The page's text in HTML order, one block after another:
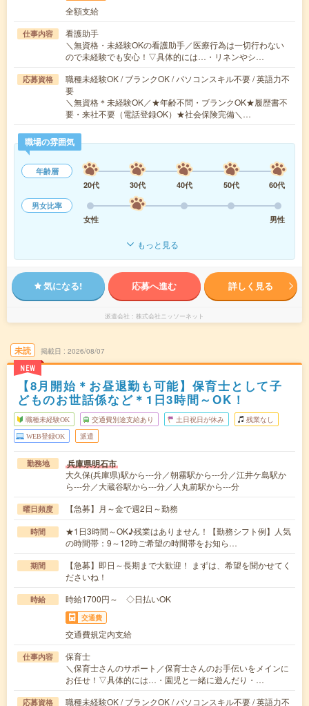
全額支給
仕事内容
看護助手
＼無資格・未経験OKの看護助手／医療行為は一切行わない
ので未経験でも安心！▽具体的には…・リネンやシ…
応募資格
職種未経験OK / ブランクOK / パソコンスキル不要 / 英語力不
要
＼無資格＊未経験OK／★年齢不問・ブランクOK★履歴書不
要・来社不要（電話登録OK）★社会保険完備＼…
職場の雰囲気
年齢層
20代
30代 40代 50代
60代
男女比率
女性
男性
もっと見る
気になる! 応募へ進む 詳しく見る
派遣会社 株式会社ニッソーネット
未読
NEW
掲載日 2026/08/07
【8月開始＊お昼退勤も可能】保育士として子
どものお世話係など＊1日3時間～OK！
職種未経験OK 交通費別途支給あり 土日祝日が休み 残業なし
WEB登録OK 派遣
勤務地 兵庫県明石市
大久保(兵庫県)駅から---分／朝霧駅から---分／江井ケ島駅か
ら---分／大蔵谷駅から---分／人丸前駅から---分
曜日頻度 【急募】月～金で週2日～勤務
時間
★1日3時間～OK♪残業はありません！【勤務シフト例】人気
の時間帯：9～12時ご希望の時間帯をお知ら…
期間
【急募】即日～長期まで大歓迎！ まずは、希望を聞かせてく
ださいね！
時給 時給1700円～ ◇日払いOK
交通費
交通費規定内支給
仕事内容
保育士
＼保育士さんのサポート／保育士さんのお手伝いをメインに
お任せ！▽具体的には…・園児と一緒に遊んだり・…
応募資格
職種未経験OK / ブランクOK / パソコンスキル不要 / 英語力不